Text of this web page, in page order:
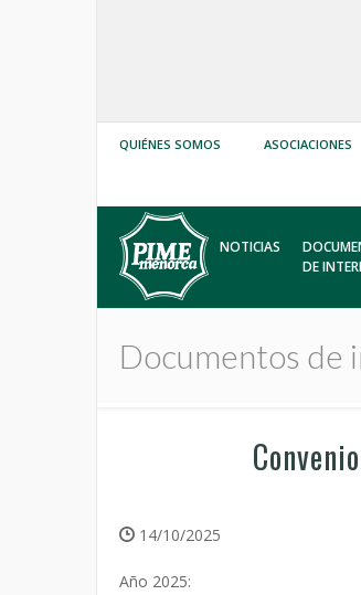
QUIÉNES SOMOS ASOCIACIONES
NOTICIAS
DE
Documentos de
14/10/2025
Año 2025: